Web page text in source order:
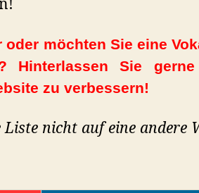
oder möchten Sie eine
Hinterlassen Sie
zu verbessern!
nicht auf eine andere